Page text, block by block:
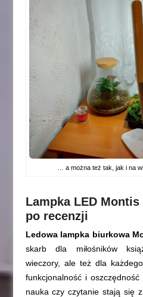
… a można też tak, jak i na
Lampka LED
po recenzji
Ledowa lampka biurkowa
skarb dla miłośników
wieczory, ale też dla
funkcjonalność i
nauka czy czytanie stają się